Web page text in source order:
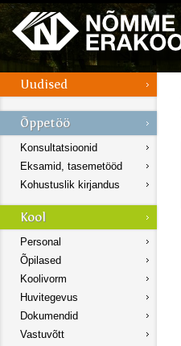
Konsultatsioonid
Eksamid, tasemetööd
Kohustuslik kirjandus
Personal
Õpilased
Koolivorm
Huvitegevus
Dokumendid
Vastuvõtt